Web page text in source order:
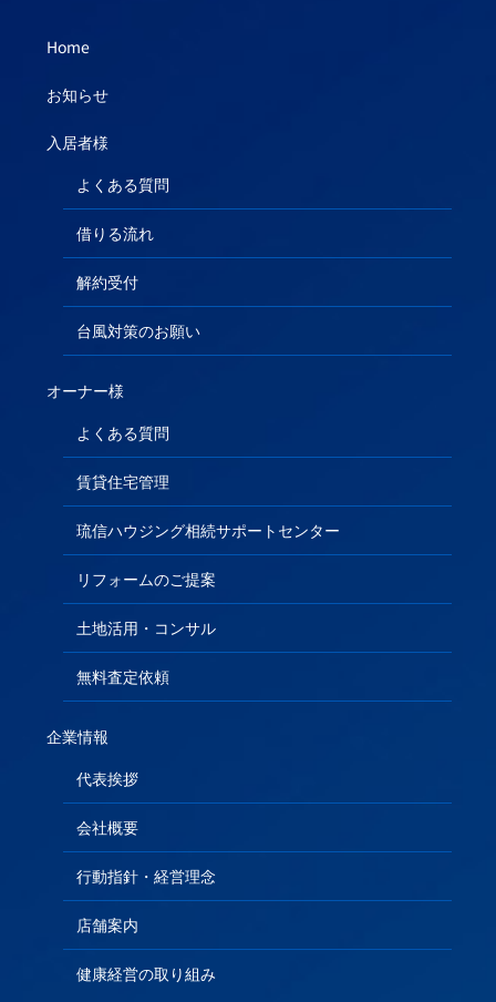
Home
お知らせ
入居者様
よくある質問
借りる流れ
解約受付
台風対策のお願い
オーナー様
よくある質問
賃貸住宅管理
琉信ハウジング相続サポートセンター
リフォームのご提案
土地活用・コンサル
無料査定依頼
企業情報
代表挨拶
会社概要
行動指針・経営理念
店舗案内
健康経営の取り組み